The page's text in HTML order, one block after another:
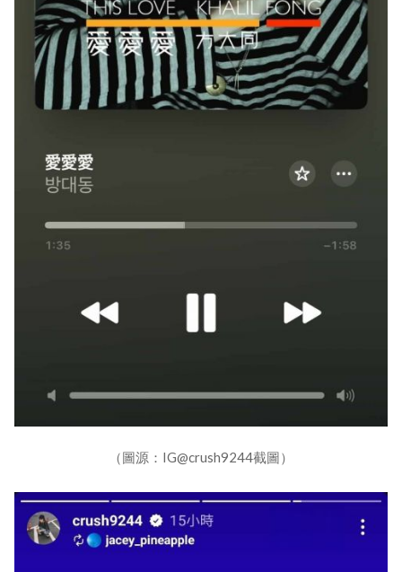
（圖源：IG@crush9244截圖）